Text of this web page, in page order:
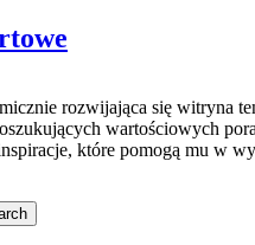
rozwijająca się witryna
wartościowych
które pomogą mu w